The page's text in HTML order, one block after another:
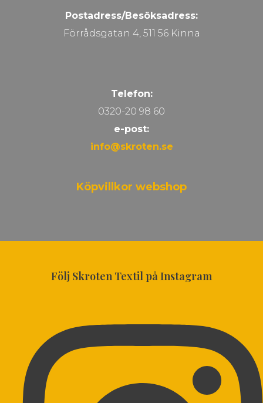
Postadress/Besöksadress:
Förrådsgatan 4, 511 56 Kinna
Telefon:
0320-20 98 60
e-post:
info@skroten.se
Köpvillkor webshop
Följ Skroten Textil på Instagram